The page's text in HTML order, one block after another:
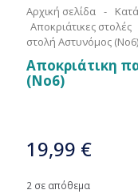
Αρχική σελίδα -
Αποκριάτικες στολές
στολή Αστυνόμος (Νο6)
Αποκριάτικη
(Νο6)
19,99 €
2 σε απόθεμα